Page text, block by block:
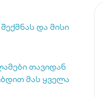
და მისი
თავიდან
მას ყველა